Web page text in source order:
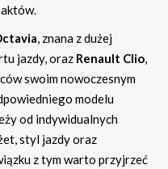
, znana z dużej
jazdy, oraz Renault Clio,
swoim nowoczesnym
modelu
od indywidualnych
styl jazdy oraz
z tym warto przyjrzeć